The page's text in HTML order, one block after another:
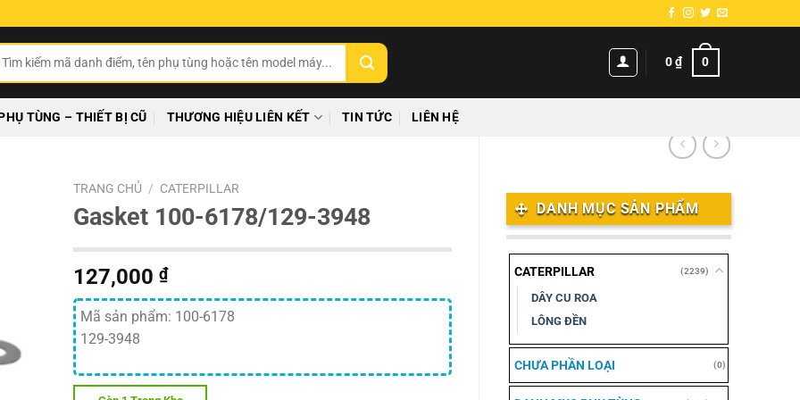
0₫ 0
TÙNG – THIẾT BỊ CŨ THƯƠNG HIỆU LIÊN KẾT TIN TỨC LIÊN HỆ
DANH MỤC SẢN PHẨM
CATERPILLAR (2239)
DÂY CU ROA
LÔNG ĐỀN
CHƯA PHẦN LOẠI (0)
TRANG CHỦ / CATERPILLAR
Gasket 100-6178/129-3948
127,000₫
Mã sản phẩm: 100-6178
129-3948